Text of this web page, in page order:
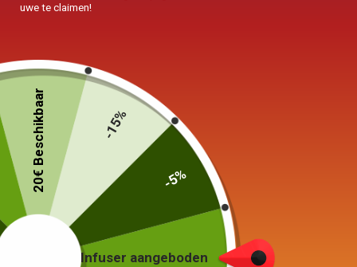
Koperen theepot
Aladin Style 600ml
uwe te claimen!
Infuser aangeboden
20€ Beschikbaar -15%
-5%